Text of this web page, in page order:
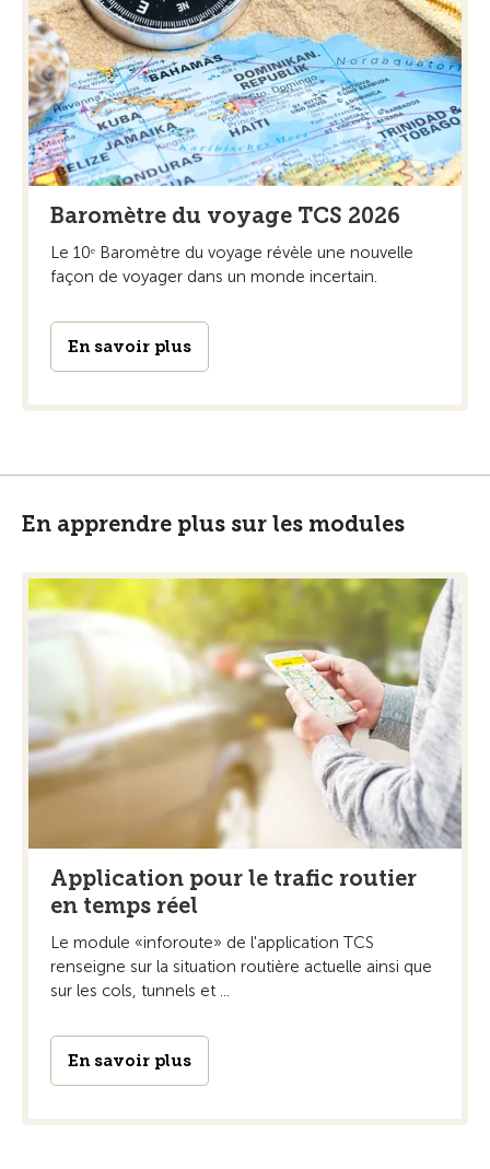
Baromètre du voyage TCS 2026
Le 10ᵉ Baromètre du voyage révèle une nouvelle
façon de voyager dans un monde incertain.
En savoir plus
En apprendre plus sur les modules
Application pour le trafic routier
en temps réel
Le module «inforoute» de l'application TCS
renseigne sur la situation routière actuelle ainsi que
sur les cols, tunnels et ...
En savoir plus